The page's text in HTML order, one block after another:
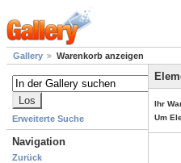
Gallery Warenkorb anzeigen
Erweiterte Suche
Navigation
Zurück
Ihr
Um